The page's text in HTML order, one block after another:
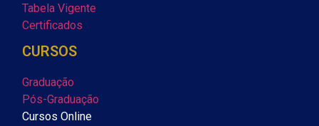
Tabela Vigente
Certificados
CURSOS
Graduação
Pós-Graduação
Cursos Online